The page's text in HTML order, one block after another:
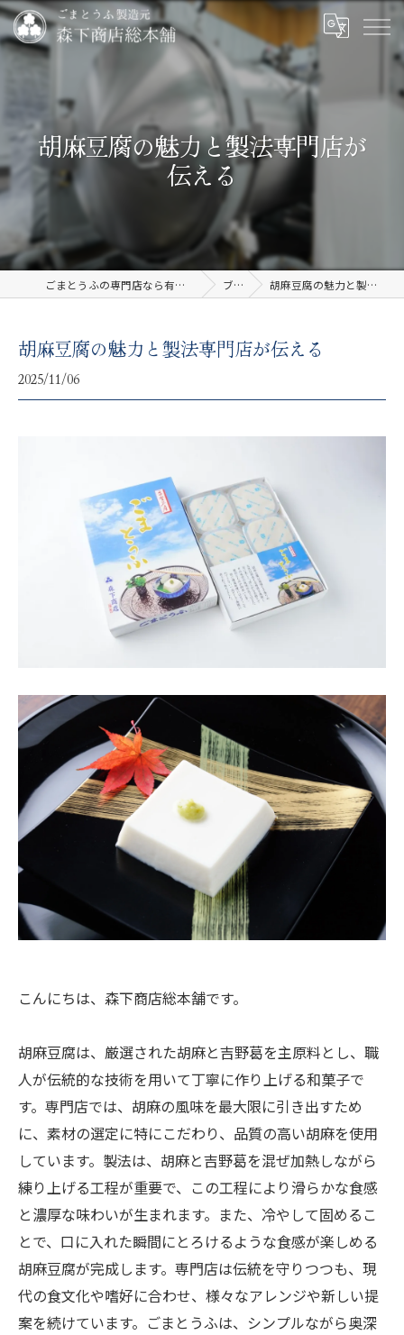
胡麻豆腐の魅力と製法専門店が
伝える
ごまとうふの専門店なら有限会社森下商店総本舗 ブログ 胡麻豆腐の魅力と製法専門店が伝える
胡麻豆腐の魅力と製法専門店が伝える
2025/11/06
こんにちは、森下商店総本舗です。
胡麻豆腐は、厳選された胡麻と吉野葛を主原料とし、職
人が伝統的な技術を用いて丁寧に作り上げる和菓子で
す。専門店では、胡麻の風味を最大限に引き出すため
に、素材の選定に特にこだわり、品質の高い胡麻を使用
しています。製法は、胡麻と吉野葛を混ぜ加熱しながら
練り上げる工程が重要で、この工程により滑らかな食感
と濃厚な味わいが生まれます。また、冷やして固めるこ
とで、口に入れた瞬間にとろけるような食感が楽しめる
胡麻豆腐が完成します。専門店は伝統を守りつつも、現
代の食文化や嗜好に合わせ、様々なアレンジや新しい提
案を続けています。ごまとうふは、シンプルながら奥深